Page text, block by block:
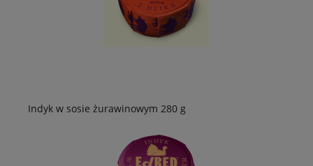
Indyk w sosie żurawinowym 280 g